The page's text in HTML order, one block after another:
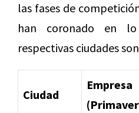
las fases de
han coronado en
respectivas ciudades
Ciudad